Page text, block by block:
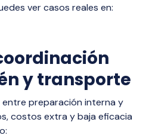
ver casos reales en:
y transporte
preparación interna y
costos extra y baja eficacia